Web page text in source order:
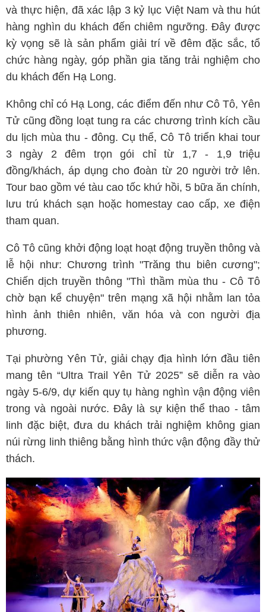
và thực hiện, đã xác lập 3 kỷ lục Việt Nam và thu hút
hàng nghìn du khách đến chiêm ngưỡng. Đây được
kỳ vọng sẽ là sản phẩm giải trí về đêm đặc sắc, tổ
chức hàng ngày, góp phần gia tăng trải nghiệm cho
du khách đến Hạ Long.
Không chỉ có Hạ Long, các điểm đến như Cô Tô, Yên
Tử cũng đồng loạt tung ra các chương trình kích cầu
du lịch mùa thu - đông. Cụ thể, Cô Tô triển khai tour
3 ngày 2 đêm trọn gói chỉ từ 1,7 - 1,9 triệu
đồng/khách, áp dụng cho đoàn từ 20 người trở lên.
Tour bao gồm vé tàu cao tốc khứ hồi, 5 bữa ăn chính,
lưu trú khách sạn hoặc homestay cao cấp, xe điện
tham quan.
Cô Tô cũng khởi động loạt hoạt động truyền thông và
lễ hội như: Chương trình "Trăng thu biên cương";
Chiến dịch truyền thông "Thì thầm mùa thu - Cô Tô
chờ bạn kể chuyện" trên mạng xã hội nhằm lan tỏa
hình ảnh thiên nhiên, văn hóa và con người địa
phương.
Tại phường Yên Tử, giải chạy địa hình lớn đầu tiên
mang tên “Ultra Trail Yên Tử 2025” sẽ diễn ra vào
ngày 5-6/9, dự kiến quy tụ hàng nghìn vận động viên
trong và ngoài nước. Đây là sự kiện thể thao - tâm
linh đặc biệt, đưa du khách trải nghiệm không gian
núi rừng linh thiêng bằng hình thức vận động đầy thử
thách.